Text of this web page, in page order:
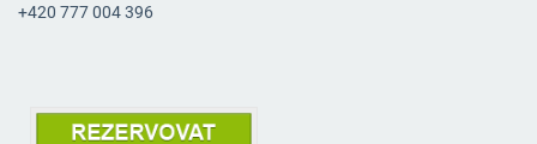
+420 777 004 396